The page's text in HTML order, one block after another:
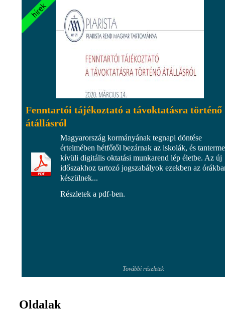
Fenntartói tájékoztató a távoktatásra történő
átállásról
Magyarország kormányának tegnapi döntése
értelmében hétfőtől bezárnak az iskolák, és
kívüli digitális oktatási munkarend lép életbe. Az új
időszakhoz tartozó jogszabályok ezekben az
készülnek...
Részletek a pdf-ben.
További részletek
Oldalak